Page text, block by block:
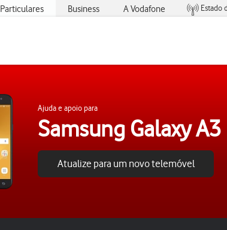
Particulares Business A Vodafone
Estado
Ajuda e apoio para
Samsung Galaxy
Atualize para um novo telemóvel